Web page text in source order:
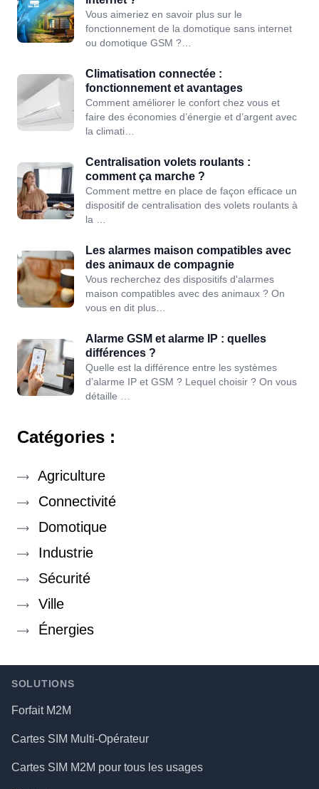
Vous aimeriez en savoir plus sur le
fonctionnement de la domotique sans internet
ou domotique GSM ?…
Climatisation connectée :
fonctionnement et avantages
Comment améliorer le confort chez vous et
faire des économies d’énergie et d’argent avec
la climati…
Centralisation volets roulants :
comment ça marche ?
Comment mettre en place de façon efficace un
dispositif de centralisation des volets roulants à
la …
Les alarmes maison compatibles avec
des animaux de compagnie
Vous recherchez des dispositifs d'alarmes
maison compatibles avec des animaux ? On
vous en dit plus…
Alarme GSM et alarme IP : quelles
différences ?
Quelle est la différence entre les systèmes
d’alarme IP et GSM ? Lequel choisir ? On vous
détaille …
Catégories :
Agriculture
Connectivité
Domotique
Industrie
Sécurité
Ville
Énergies
SOLUTIONS
Forfait M2M
Cartes SIM Multi-Opérateur
Cartes SIM M2M pour tous les usages